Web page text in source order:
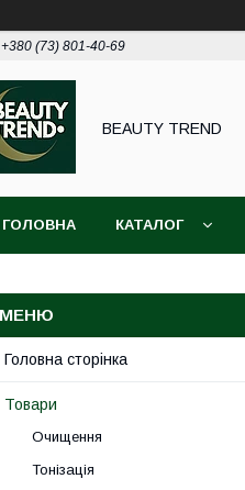
+380 (73) 801-40-69
BEAUTY TREND
ГОЛОВНА КАТАЛОГ
Головна сторінка
Товари
Очищення
Тонізація